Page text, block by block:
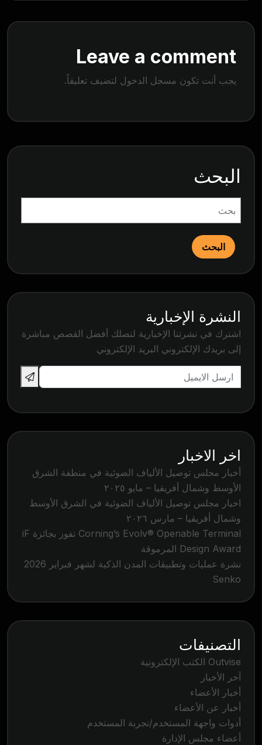
Leave a comment
يجب أنت تكون مسجل الدخول لتضيف تعليقاً.
البحث
البحث
النشرة الإخبارية
اشترك في نشرتنا الإخبارية لتصلك أفضل القصص مباشرة
إلى بريدك الإلكتروني البريد الإلكتروني
اخر الاخبار
أخبار مجلس توصيل الألياف الضوئية في منطقة الشرق
الأوسط وشمال أفريقيا – مايو ٢٠٢٥
اخبار مجلس توصيل الألياف الضوئية في الشرق الأوسط
وشمال أفريقيا – مارس ٢٠٢٦
Corning’s Evolv® Openable Terminal تفوز بجائزة iF
Design Award المرموقة
نشرة عمليات وتطبيقات المدن الذكية لشهر فبراير 2026
Senko
التصنيفات
Outvise الكتب الإلكترونية
آخر الأخبار
أخبار الأعضاء
أخبار عن الأعضاء
أدوات واجهة المستخدم/تجربة المستخدم
أعضاء مجلس الإدارة